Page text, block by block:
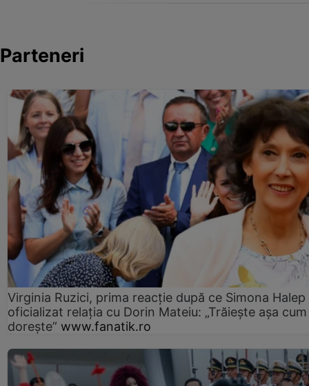
Parteneri
Virginia Ruzici, prima reacție după ce Simona Halep
oficializat relația cu Dorin Mateiu: „Trăiește așa cum
dorește” www.fanatik.ro